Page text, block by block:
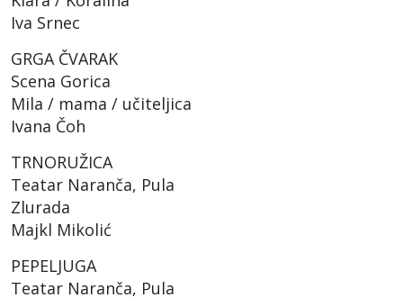
Iva Srnec
GRGA ČVARAK
Scena Gorica
Mila / mama / učiteljica
Ivana Čoh
TRNORUŽICA
Teatar Naranča, Pula
Zlurada
Majkl Mikolić
PEPELJUGA
Teatar Naranča, Pula